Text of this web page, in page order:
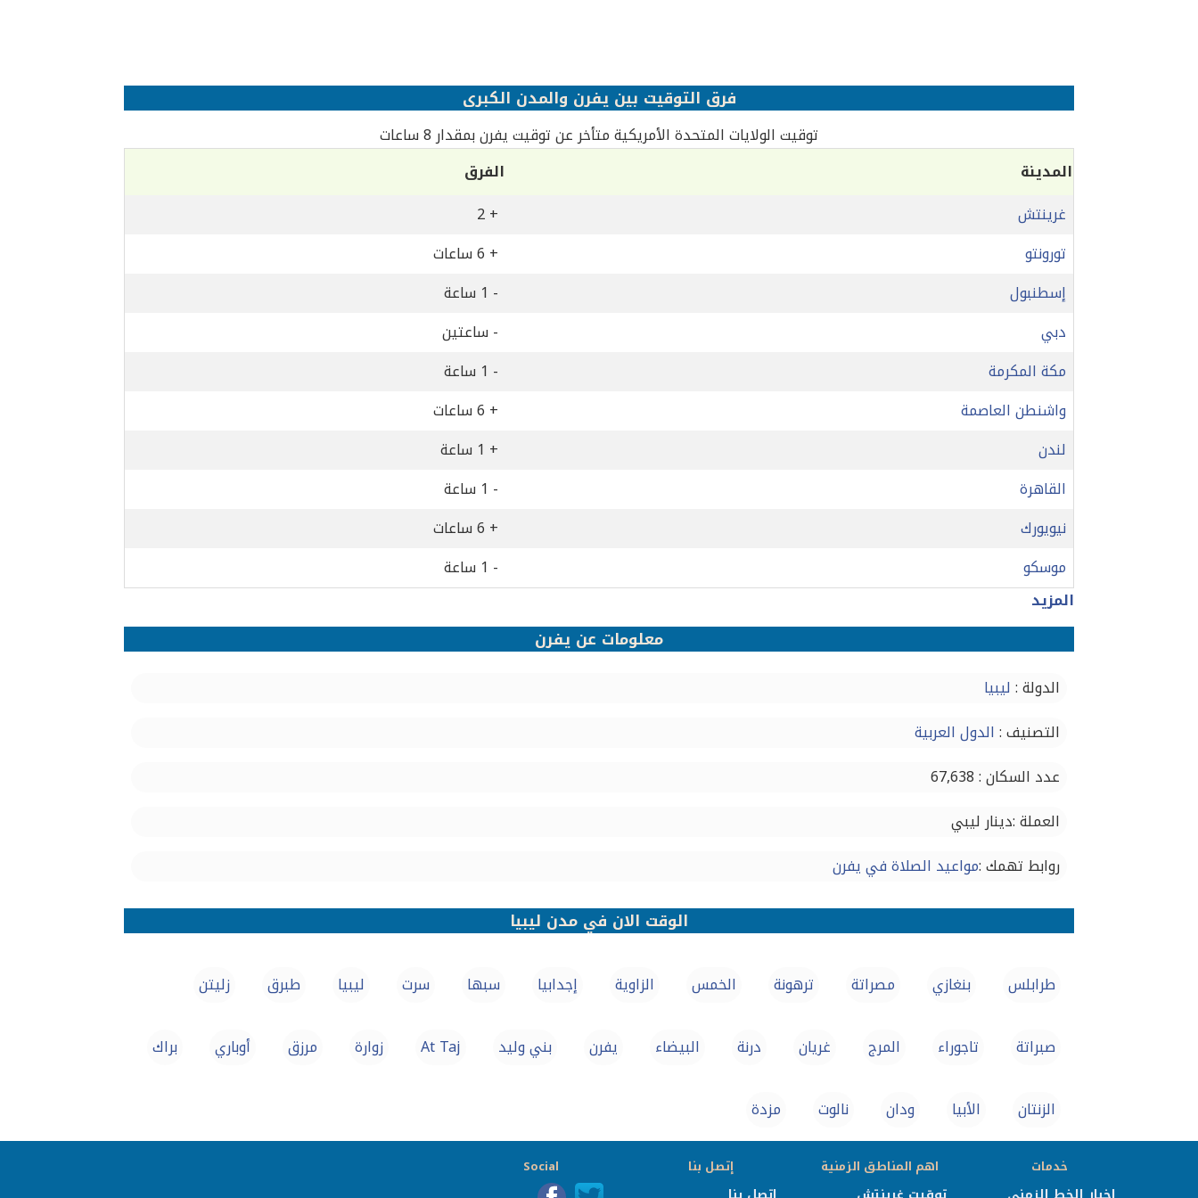
فرق التوقيت بين يفرن والمدن الكبرى
توقيت الولايات المتحدة الأمريكية متأخر عن توقيت يفرن بمقدار 8 ساعات
المدينة
الفرق
غرينتش
+ 2
تورونتو
+ 6 ساعات
إسطنبول
- 1 ساعة
دبي
- ساعتين
مكة المكرمة
- 1 ساعة
واشنطن العاصمة
+ 6 ساعات
لندن
+ 1 ساعة
القاهرة
- 1 ساعة
نيويورك
+ 6 ساعات
موسكو
- 1 ساعة
المزيد
معلومات عن يفرن
الدولة : ليبيا
التصنيف : الدول العربية
عدد السكان : 67,638
العملة :دينار ليبي
روابط تهمك :مواعيد الصلاة في يفرن
الوقت الان في مدن ليبيا
طرابلس بنغازي مصراتة‎ ترهونة الخمس الزاوية إجدابيا سبها سرت ليبيا طبرق زليتن
صبراتة تاجوراء المرج غريان درنة البيضاء يفرن بني وليد At Taj زوارة مرزق أوباري براك‎
الزنتان الأبيا ودان نالوت مزدة
خدمات اهم المناطق الزمنية إتصل بنا Social